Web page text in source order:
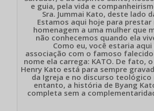
e guia, pela vida e
Sra. Jummai Kato, deste lado
Estamos aqui hoje para
homenagem a uma mulher que
não conhecemos quando ela
Como eu, você estaria
associação com o famoso
nome ela carrega: KATO. De fato,
Henry Kato está para sempre
da Igreja e no discurso teológico
entanto, a história de Byang
completa sem a